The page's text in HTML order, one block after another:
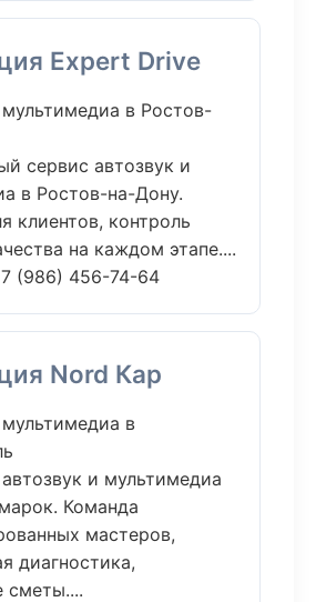
Expert Drive
в Ростов-
сервис автозвук и
в Ростов-на-Дону.
клиентов, контроль
на каждом этапе....
(986) 456-74-64
Nord Кар
в
и мультимедиа
Команда
мастеров,
диагностика,
сметы....